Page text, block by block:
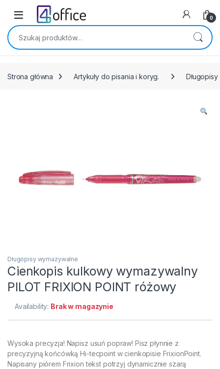
Skip to navigation
Skip to content
0
Szukaj:
Strona główna Artykuły do pisania i koryg.
Długopisy wymazywalne
Cienkopis kulkowy wymazywalny
PILOT FRIXION POINT różowy
Availability: Brak w magazynie
Wysoka precyzja! Napisz usuń popraw! Pisz płynnie z
precyzyjną końcówką Hi-tecpoint w cienkopisie FrixionPoint.
Napisany piórem Frixion tekst potrzyj dynamicznie szarą